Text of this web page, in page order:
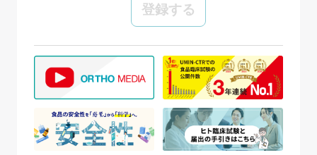
当社では、個人情報の保護管理者として個人情報保
護管理者を任命し、個人情報保護法、その他関連す
【個人情報の取得と利用目的】
当社は、以下の場合に個人情報を取得、および利用
いたします。
(ア) モニター試験に参加頂く方の個人情報について
① WEBサイトの運営管理 (メールマガジン配